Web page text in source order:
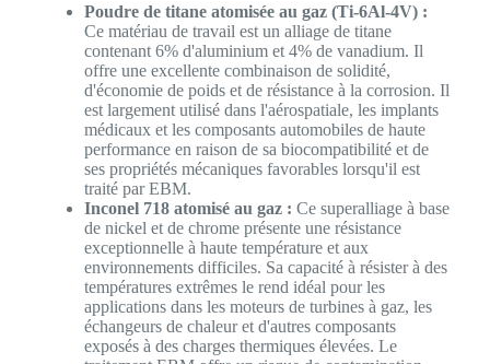
Poudre de titane atomisée au gaz (Ti-6Al-4V) :
Ce matériau de travail est un alliage de titane
contenant 6% d'aluminium et 4% de vanadium. Il
offre une excellente combinaison de solidité,
d'économie de poids et de résistance à la corrosion. Il
est largement utilisé dans l'aérospatiale, les implants
médicaux et les composants automobiles de haute
performance en raison de sa biocompatibilité et de
ses propriétés mécaniques favorables lorsqu'il est
traité par EBM.
Inconel 718 atomisé au gaz : Ce superalliage à base
de nickel et de chrome présente une résistance
exceptionnelle à haute température et aux
environnements difficiles. Sa capacité à résister à des
températures extrêmes le rend idéal pour les
applications dans les moteurs de turbines à gaz, les
échangeurs de chaleur et d'autres composants
exposés à des charges thermiques élevées. Le